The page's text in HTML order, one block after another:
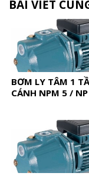
BÀI VIẾT
BƠM LY TÂM 1
CÁNH NPM 5 /